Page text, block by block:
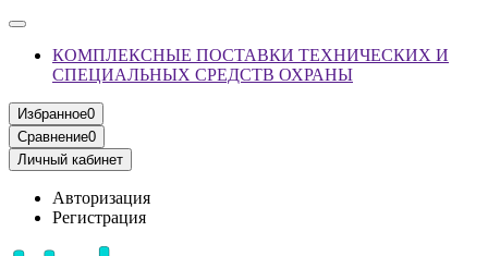
КОМПЛЕКСНЫЕ ПОСТАВКИ ТЕХНИЧЕСКИХ И
СПЕЦИАЛЬНЫХ СРЕДСТВ ОХРАНЫ
Избранное0
Сравнение0
Личный кабинет
Авторизация
Регистрация